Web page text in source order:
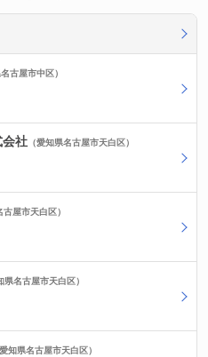
名古屋市中区）
会社 （愛知県名古屋市天白区）
古屋市天白区）
県名古屋市天白区）
愛知県名古屋市天白区）